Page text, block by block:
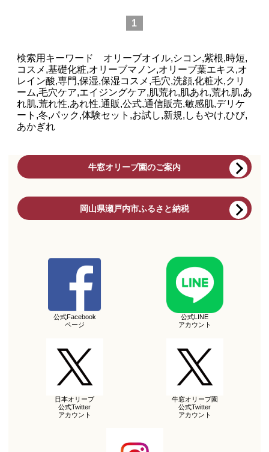
1
検索用キーワード オリーブオイル,シコン,紫根,時短,
コスメ,基礎化粧,オリーブマノン,オリーブ葉エキス,オ
レイン酸,専門,保湿,保湿コスメ,毛穴,洗顔,化粧水,クリ
ーム,毛穴ケア,エイジングケア,肌荒れ,肌あれ,荒れ肌,あ
れ肌,荒れ性,あれ性,通販,公式,通信販売,敏感肌,デリケ
ート,冬,パック,体験セット,お試し,新規,しもやけ,ひび,
あかぎれ
牛窓オリーブ園のご案内
岡山県瀬戸内市ふるさと納税
公式Facebook
ページ
公式LINE
アカウント
日本オリーブ
公式Twitter
アカウント
牛窓オリーブ園
公式Twitter
アカウント